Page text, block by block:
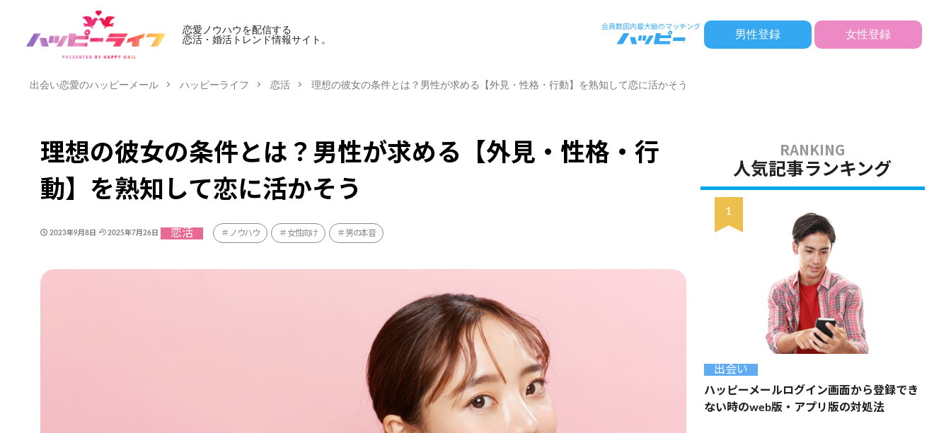
恋愛ノウハウを配信する
恋活・婚活トレンド情報サイト。
男性登録 女性登録
出会い恋愛のハッピーメール ハッピーライフ 恋活 理想の彼女の条件とは？男性が求める【外見・性格・行動】を熟知して恋に活かそう
理想の彼女の条件とは？男性が求める【外見・性格・行
動】を熟知して恋に活かそう
2023年9月8日 2025年7月26日 恋活 ノウハウ 女性向け 男の本音
人気記事ランキング
出会い
ハッピーメールログイン画面から登録でき
ない時のweb版・アプリ版の対処法